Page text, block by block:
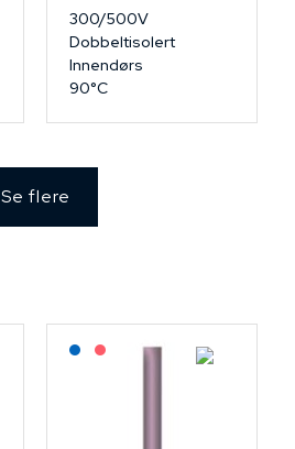
300/500V
Dobbeltisolert
Innendørs
90°C
Se flere
Lagerført: NEK Kabel
På forespørsel